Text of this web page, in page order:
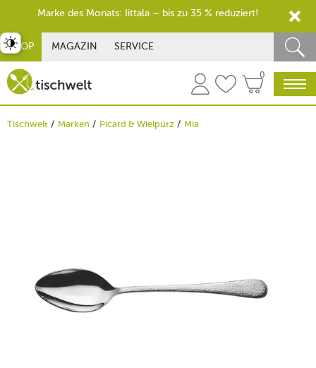
SHOP MAGAZIN SERVICE
0
Tischwelt Marken Picard & Wielpütz Mia
umschalten
Marke des Monats: Iittala – bis zu 35 % reduziert!